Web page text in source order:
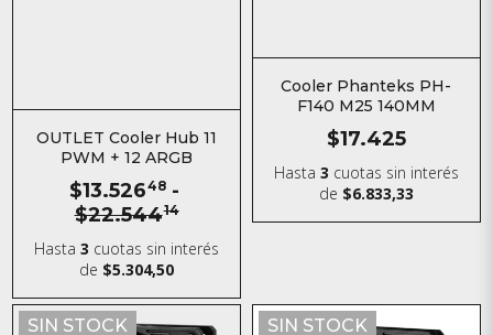
OUTLET Cooler Hub 11
PWM + 12 ARGB
$13.52648 -
$22.54414
Hasta3 cuotas sin interés
de $5.304,50
Cooler Phanteks PH-
F140 M25 140MM
$17.425
Hasta 3 cuotas sin interés
de $6.833,33
SIN STOCK SIN STOCK